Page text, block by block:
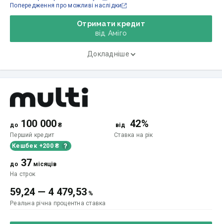
Отримати кредит
від Аміго
Докладніше
Попередження про можливі наслідки
до 100 000 ₴
Перший кредит
Кешбек +200 ₴
від 42%
Ставка на рік
до 37 місяців
На строк
59,24— 4 479,53 %
Реальна річна процентна ставка